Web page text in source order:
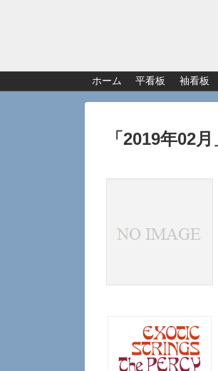
ホーム 平看板 袖看板
「 2019年02月